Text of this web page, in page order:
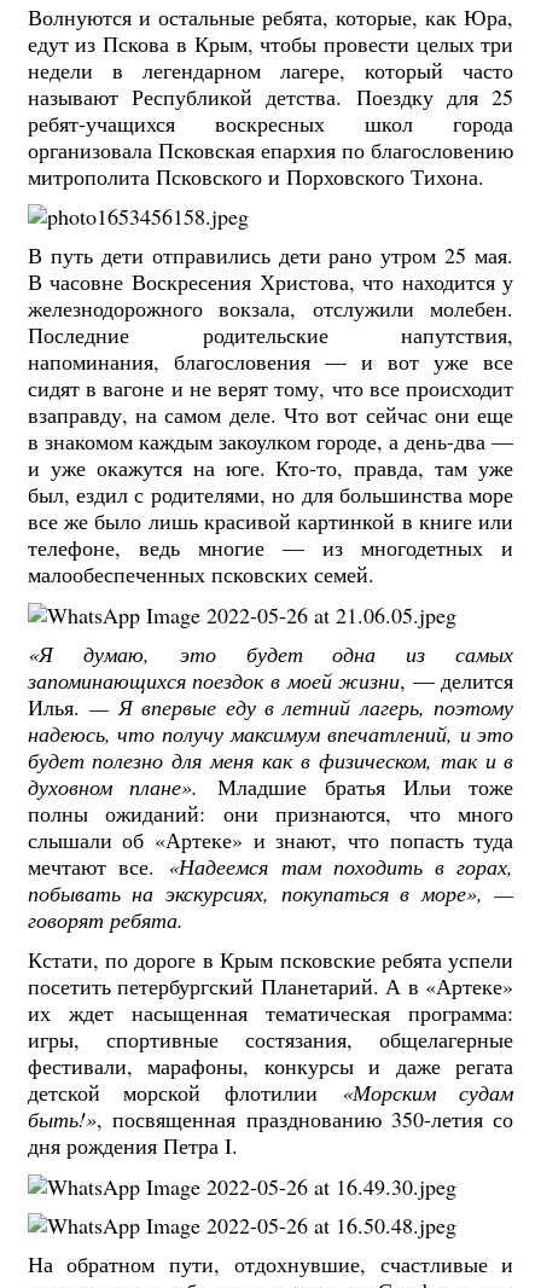
Волнуются и остальные ребята, которые, как Юра,
едут из Пскова в Крым, чтобы провести целых три
недели в легендарном лагере, который часто
называют Республикой детства. Поездку для 25
ребят-учащихся воскресных школ города
организовала Псковская епархия по благословению
митрополита Псковского и Порховского Тихона.
В путь дети отправились дети рано утром 25 мая.
В часовне Воскресения Христова, что находится у
железнодорожного вокзала, отслужили молебен.
Последние родительские напутствия,
напоминания, благословения — и вот уже все
сидят в вагоне и не верят тому, что все происходит
взаправду, на самом деле. Что вот сейчас они еще
в знакомом каждым закоулком городе, а день-два —
и уже окажутся на юге. Кто-то, правда, там уже
был, ездил с родителями, но для большинства море
все же было лишь красивой картинкой в книге или
телефоне, ведь многие — из многодетных и
малообеспеченных псковских семей.
«Я думаю, это будет одна из самых
запоминающихся поездок в моей жизни, — делится
Илья.— Я впервые еду в летний лагерь, поэтому
надеюсь, что получу максимум впечатлений, и это
будет полезно для меня как в физическом, так и в
духовном плане». Младшие братья Ильи тоже
полны ожиданий: они признаются, что много
слышали об «Артеке» и знают, что попасть туда
мечтают все. «Надеемся там походить в горах,
побывать на экскурсиях, покупаться в море», —
говорят ребята.
Кстати, по дороге в Крым псковские ребята успели
посетить петербургский Планетарий. А в «Артеке»
их ждет насыщенная тематическая программа:
игры, спортивные состязания, общелагерные
фестивали, марафоны, конкурсы и даже регата
детской морской флотилии «Морским судам
быть!», посвященная празднованию 350-летия со
дня рождения Петра I.
На обратном пути, отдохнувшие, счастливые и